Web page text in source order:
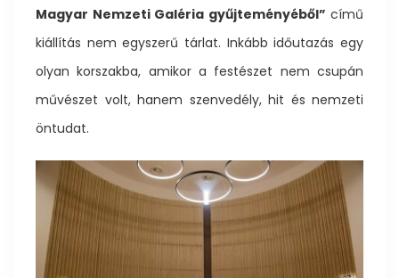
Magyar Nemzeti Galéria gyűjteményéből” című
kiállítás nem egyszerű tárlat. Inkább időutazás egy
olyan korszakba, amikor a festészet nem csupán
művészet volt, hanem szenvedély, hit és nemzeti
öntudat.